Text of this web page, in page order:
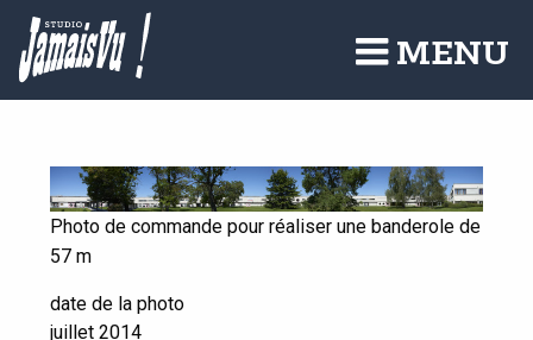
Aller
contenu
principal
MENU
Photo de commande pour réaliser une banderole de
57 m
date de la photo
juillet 2014